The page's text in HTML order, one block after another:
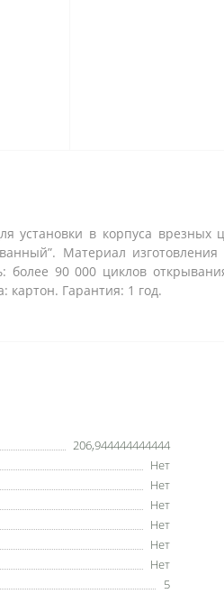
в корпуса врезных
Материал
более 90 000 циклов
Гарантия: 1 год.
206,944444444444
Нет
Нет
Нет
Нет
Нет
Нет
5